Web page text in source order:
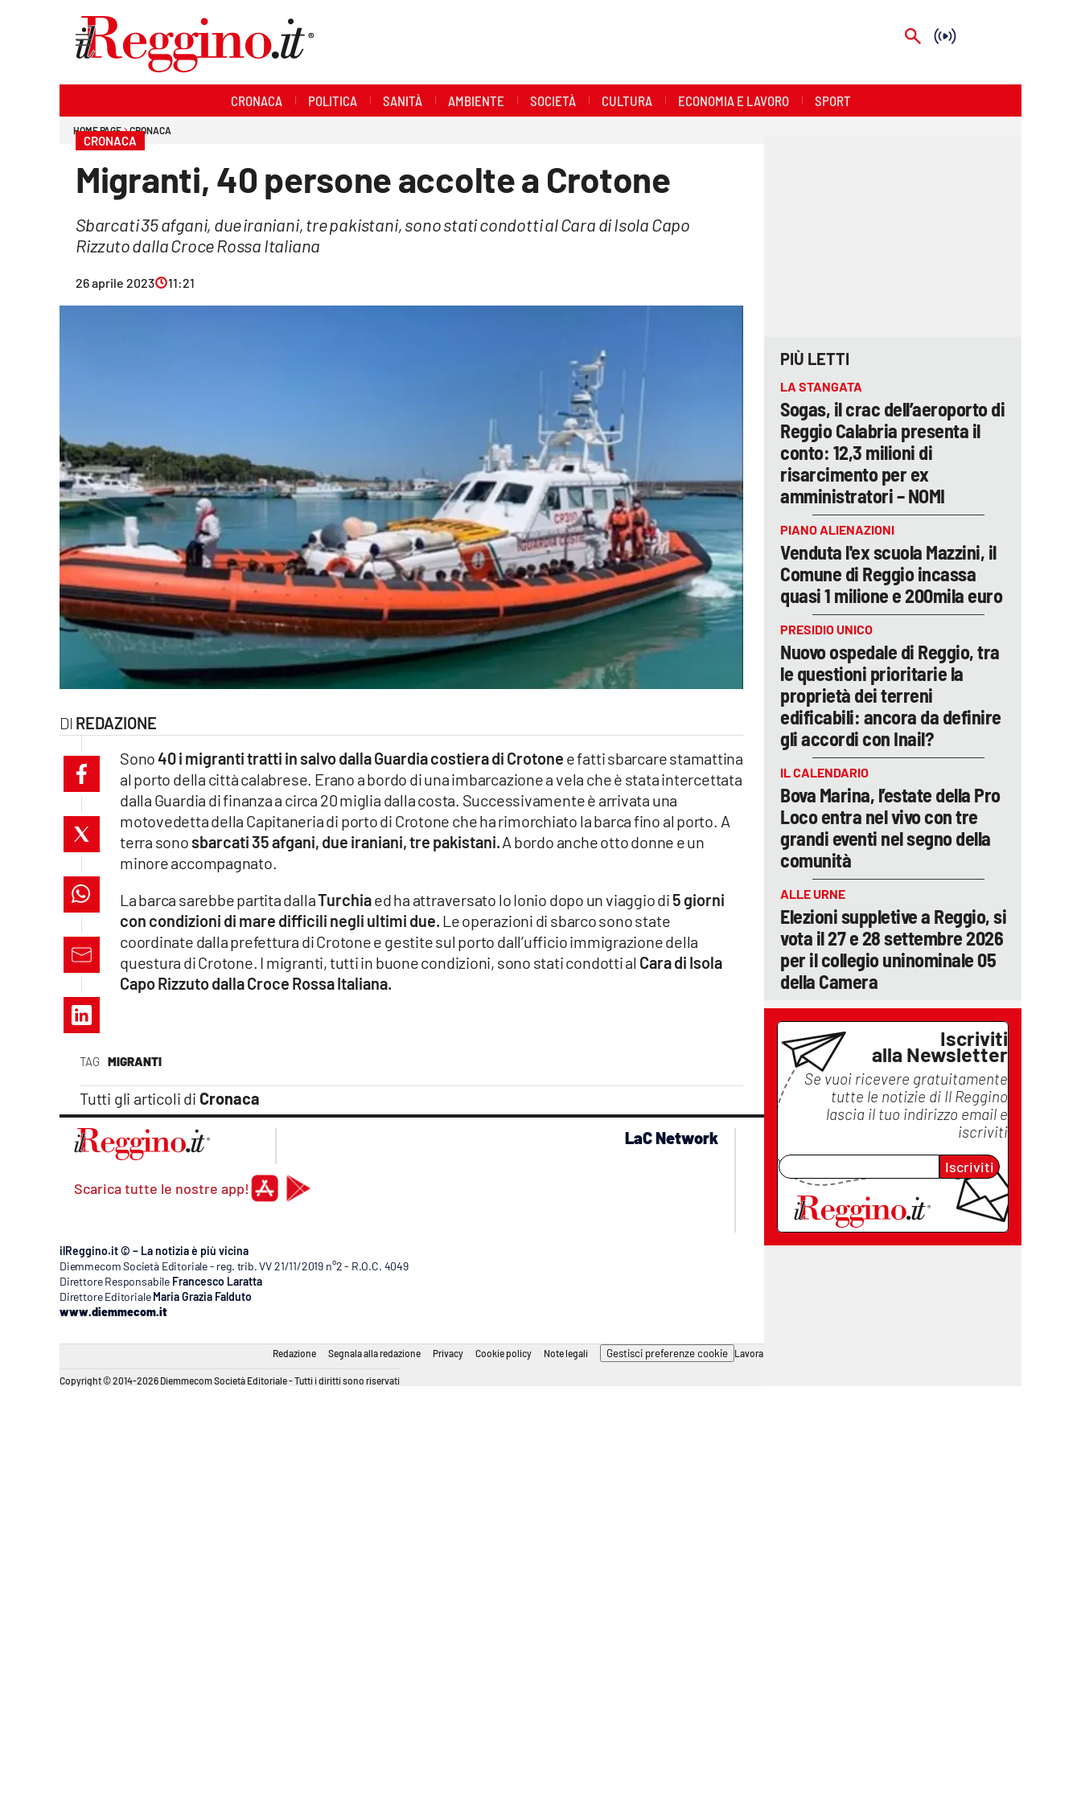
Streaming
Lac Network
cosenzachannel.it
catanzarochannel.it
lacapitalenews.it
CRONACA POLITICA SANITÀ AMBIENTE SOCIETÀ CULTURA ECONOMIA E LAVORO SPORT
HOME PAGE CRONACA
CRONACA
Migranti, 40 persone accolte a Crotone
Sbarcati 35 afgani, due iraniani, tre pakistani, sono stati condotti al Cara di Isola Capo
Rizzuto dalla Croce Rossa Italiana
26 aprile 2023 11:21
REDAZIONE
TAG MIGRANTI
Tutti gli articoli di Cronaca
Sono40 i migranti tratti in salvo dalla Guardia costiera di Crotone e fatti sbarcare stamattina
al porto della città calabrese. Erano a bordo di una imbarcazione a vela che è stata intercettata
dalla Guardia di finanza a circa 20 miglia dalla costa. Successivamente è arrivata una
motovedetta della Capitaneria di porto di Crotone che ha rimorchiato la barca fino al porto. A
terra sono sbarcati 35 afgani, due iraniani, tre pakistani.A bordo anche otto donne e un
minore accompagnato.
La barca sarebbe partita dallaTurchiaed ha attraversato lo Ionio dopo un viaggio di 5 giorni
con condizioni di mare difficili negli ultimi due. Le operazioni di sbarco sono state
coordinate dalla prefettura di Crotone e gestite sul porto dall’ufficio immigrazione della
questura di Crotone. I migranti, tutti in buone condizioni, sono stati condotti al Cara di Isola
Capo Rizzuto dalla Croce Rossa Italiana.
PIÙ LETTI
LA STANGATA
Sogas, il crac dell’aeroporto di
Reggio Calabria presenta il
conto: 12,3 milioni di
risarcimento per ex
amministratori – NOMI
PIANO ALIENAZIONI
Venduta l'ex scuola Mazzini, il
Comune di Reggio incassa
quasi 1 milione e 200mila euro
PRESIDIO UNICO
Nuovo ospedale di Reggio, tra
le questioni prioritarie la
proprietà dei terreni
edificabili: ancora da definire
gli accordi con Inail?
IL CALENDARIO
Bova Marina, l’estate della Pro
Loco entra nel vivo con tre
grandi eventi nel segno della
comunità
ALLE URNE
Elezioni suppletive a Reggio, si
vota il 27 e 28 settembre 2026
per il collegio uninominale 05
della Camera
Iscriviti
alla Newsletter
Se vuoi ricevere gratuitamente
tutte le notizie di Il Reggino
lascia il tuo indirizzo email e
iscriviti
Iscriviti
Scarica tutte le nostre app!
LaC Network
lactv.it
laconair.it
lacapitalenews.it
cosenzachannel.it
ilvibonese.it
catanzarochannel.it
ilReggino.it © – La notizia è più vicina
Diemmecom Società Editoriale - reg. trib. VV 21/11/2019 n°2 - R.O.C. 4049
Direttore Responsabile Francesco Laratta
Direttore Editoriale Maria Grazia Falduto
www.diemmecom.it
Redazione Segnala alla redazione Privacy Cookie policy Note legali Gestisci preferenze cookie Lavora con noi
Copyright © 2014-2026 Diemmecom Società Editoriale - Tutti i diritti sono riservati